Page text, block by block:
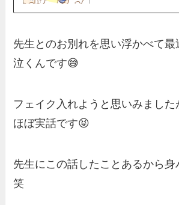
先生とのお別れを思い浮かべて最
泣くんです😅
フェイク入れようと思いみまし
ほぼ実話です😝
先生にこの話したことあるから身
笑